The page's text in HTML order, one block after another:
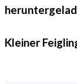
Kleiner